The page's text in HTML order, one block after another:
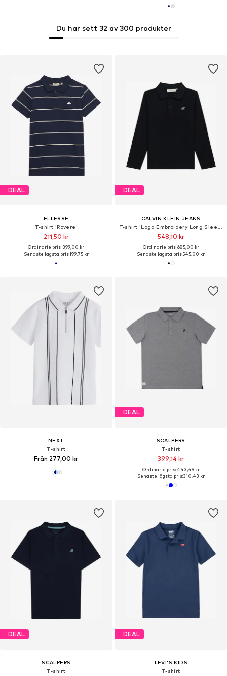
Du har sett 32 av 300 produkter
DEAL
ELLESSE
T-shirt 'Rovere'
211,50 kr
Ordinarie pris: 399,00 kr
Senaste lägsta pris:199,75 kr
DEAL
CALVIN KLEIN JEANS
T-shirt 'Logo Embroidery Long Sleeve'
548,10 kr
Ordinarie pris: 685,00 kr
Senaste lägsta pris:545,00 kr
NEXT
T-shirt
Från 277,00 kr
DEAL
SCALPERS
T-shirt
399,14 kr
Ordinarie pris: 443,49 kr
Senaste lägsta pris:310,43 kr
DEAL
SCALPERS
T-shirt
DEAL
LEVI'S KIDS
T-shirt